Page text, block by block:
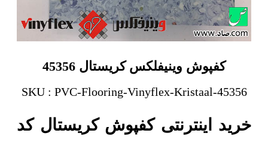
کفپوش وینیفلکس کریستال 45356
SKU : PVC-Flooring-Vinyflex-Kristaal-45356
خرید اینترنتی کفپوش کریستال کد